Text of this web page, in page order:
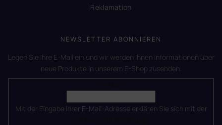
Reklamation
NEWSLETTER ABONNIEREN
Legen Sie Ihre E-Mail ein und wir werden Ihnen Informationen über
neue Produkte in unserem E-Shop zusenden.
Mit der Eingabe Ihrer E-Mail-Adresse erklären Sie sich mit der